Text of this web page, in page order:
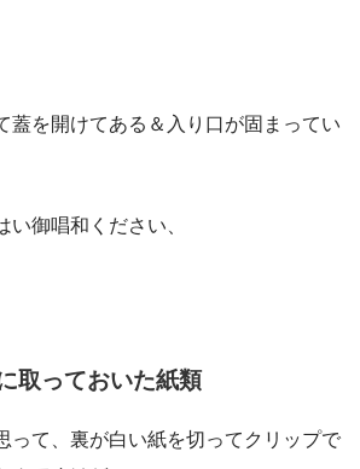
蓋を開けてある＆入り口が固まってい
御唱和ください、
取っておいた紙類
って、裏が白い紙を切ってクリップで